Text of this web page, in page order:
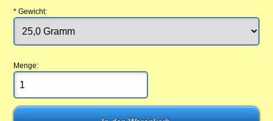
* Gewicht:
Menge: